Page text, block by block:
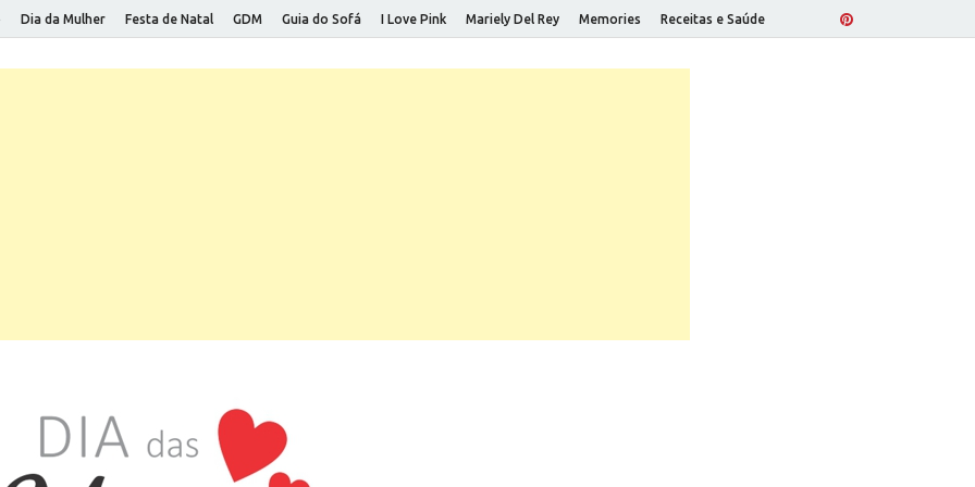
Dia da Mulher Festa de Natal GDM Guia do Sofá I Love Pink Mariely Del Rey Memories Receitas e Saúde